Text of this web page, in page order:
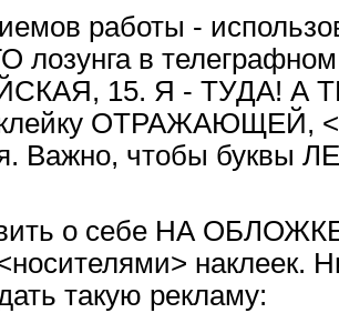
работы -
лозунга в
15. Я - ТУДА! А
ОТРАЖАЮЩЕЙ,
Важно, чтобы буквы
о себе НА
такую рекламу: